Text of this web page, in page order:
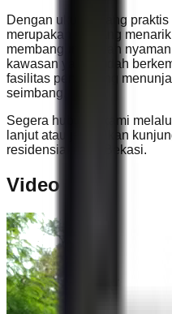
Dengan ukuran yang
merupakan peluang
membangun hunian
kawasan yang sudah
fasilitas pendukung
seimbang.
Segera hubungi kami
lanjut atau jadwalkan
residensial ini di Bekasi.
Video